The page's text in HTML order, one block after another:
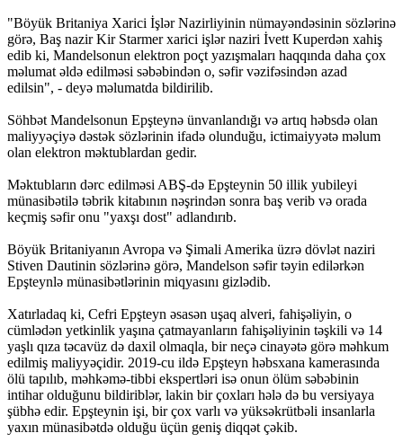
"Böyük Britaniya Xarici İşlər Nazirliyinin nümayəndəsinin sözlərinə
görə, Baş nazir Kir Starmer xarici işlər naziri İvett Kuperdən xahiş
edib ki, Mandelsonun elektron poçt yazışmaları haqqında daha çox
məlumat əldə edilməsi səbəbindən o, səfir vəzifəsindən azad
edilsin", - deyə məlumatda bildirilib.
Söhbət Mandelsonun Epşteynə ünvanlandığı və artıq həbsdə olan
maliyyəçiyə dəstək sözlərinin ifadə olunduğu, ictimaiyyətə məlum
olan elektron məktublardan gedir.
Məktubların dərc edilməsi ABŞ-də Epşteynin 50 illik yubileyi
münasibətilə təbrik kitabının nəşrindən sonra baş verib və orada
keçmiş səfir onu "yaxşı dost" adlandırıb.
Böyük Britaniyanın Avropa və Şimali Amerika üzrə dövlət naziri
Stiven Dautinin sözlərinə görə, Mandelson səfir təyin edilərkən
Epşteynlə münasibətlərinin miqyasını gizlədib.
Xatırladaq ki, Cefri Epşteyn əsasən uşaq alveri, fahişəliyin, o
cümlədən yetkinlik yaşına çatmayanların fahişəliyinin təşkili və 14
yaşlı qıza təcavüz də daxil olmaqla, bir neçə cinayətə görə məhkum
edilmiş maliyyəçidir. 2019-cu ildə Epşteyn həbsxana kamerasında
ölü tapılıb, məhkəmə-tibbi ekspertləri isə onun ölüm səbəbinin
intihar olduğunu bildiriblər, lakin bir çoxları hələ də bu versiyaya
şübhə edir. Epşteynin işi, bir çox varlı və yüksəkrütbəli insanlarla
yaxın münasibətdə olduğu üçün geniş diqqət çəkib.